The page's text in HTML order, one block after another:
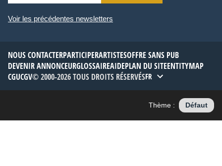
Voir les précédentes newsletters
NOUS CONTACTERPARTICIPERARTISTESOFFRE SANS PUB
DEVENIR ANNONCEURGLOSSAIREAIDEPLAN DU SITEENTITYMAP
CGUCGV© 2000-2026 TOUS DROITS RÉSERVÉSFR
Thème : Défaut